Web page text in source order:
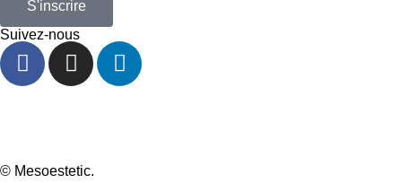
S'inscrire
Suivez-nous
© Mesoestetic.